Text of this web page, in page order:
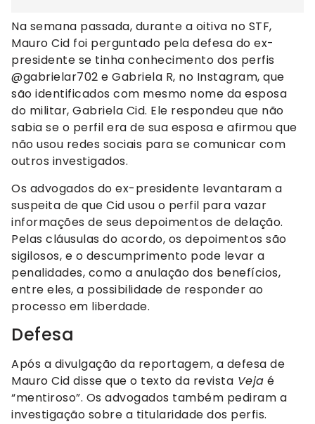
Na semana passada, durante a oitiva no STF,
Mauro Cid foi perguntado pela defesa do ex-
presidente se tinha conhecimento dos perfis
@gabrielar702 e Gabriela R, no Instagram, que
são identificados com mesmo nome da esposa
do militar, Gabriela Cid. Ele respondeu que não
sabia se o perfil era de sua esposa e afirmou que
não usou redes sociais para se comunicar com
outros investigados.
Os advogados do ex-presidente levantaram a
suspeita de que Cid usou o perfil para vazar
informações de seus depoimentos de delação.
Pelas cláusulas do acordo, os depoimentos são
sigilosos, e o descumprimento pode levar a
penalidades, como a anulação dos benefícios,
entre eles, a possibilidade de responder ao
processo em liberdade.
Defesa
Após a divulgação da reportagem, a defesa de
Mauro Cid disse que o texto da revista Veja é
“mentiroso”. Os advogados também pediram a
investigação sobre a titularidade dos perfis.